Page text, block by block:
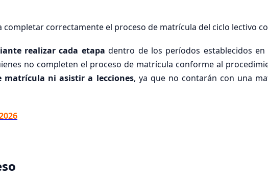
completar correctamente el proceso de matrícula del ciclo lectivo
realizar cada etapa dentro de los períodos establecidos en
no completen el proceso de matrícula conforme al
matrícula ni asistir a lecciones, ya que no contarán con una